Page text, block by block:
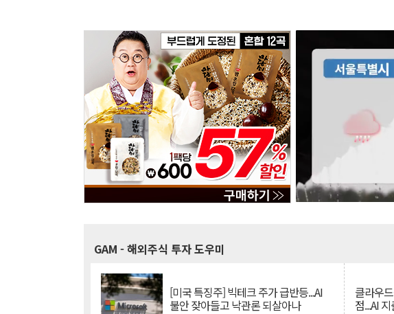
GAM - 해외주식 투자 도우미
[미국 특징주] 빅테크 주가 급반등...AI
불안 잦아들고 낙관론 되살아나
클라우
점...AI